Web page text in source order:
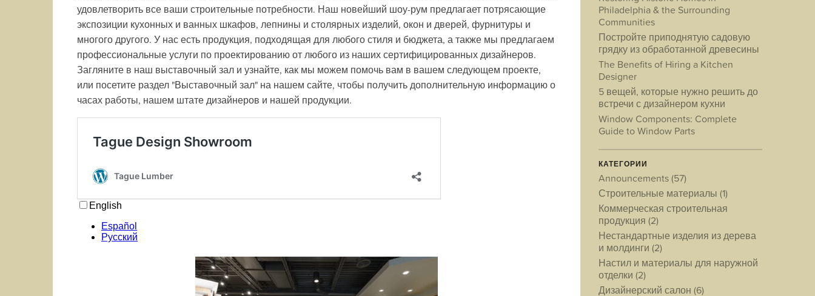
удовлетворить все ваши строительные потребности. Наш новейший шоу-рум предлагает потрясающие
экспозиции кухонных и ванных шкафов, лепнины и столярных изделий, окон и дверей, фурнитуры и
многого другого. У нас есть продукция, подходящая для любого стиля и бюджета, а также мы предлагаем
профессиональные услуги по проектированию от любого из наших сертифицированных дизайнеров.
Загляните в наш выставочный зал и узнайте, как мы можем помочь вам в вашем следующем проекте,
или посетите раздел "Выставочный зал" на нашем сайте, чтобы получить дополнительную информацию о
часах работы, нашем штате дизайнеров и нашей продукции.
Philadelphia & the Surrounding
Communities
Постройте приподнятую садовую
грядку из обработанной древесины
The Benefits of Hiring a Kitchen
Designer
5 вещей, которые нужно решить до
встречи с дизайнером кухни
Window Components: Complete
Guide to Window Parts
КАТЕГОРИИ
Announcements(57)
Строительные материалы (1)
Коммерческая строительная
продукция (2)
Нестандартные изделия из дерева
и молдинги (2)
Настил и материалы для наружной
отделки (2)
Дизайнерский салон (6)